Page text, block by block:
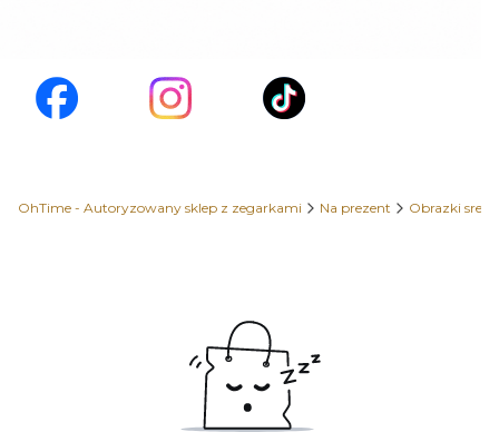
OhTime - Autoryzowany sklep z zegarkami Na prezent Obrazki